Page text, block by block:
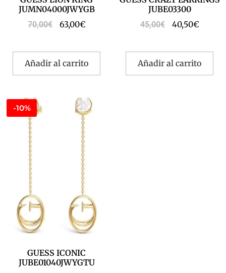
JUMN04000JWYGB
70,00€ 63,00€
Añadir al carrito
JUBE03300
45,00€ 40,50€
Añadir al carrito
-10%
GUESS ICONIC
JUBE01040JWYGTU